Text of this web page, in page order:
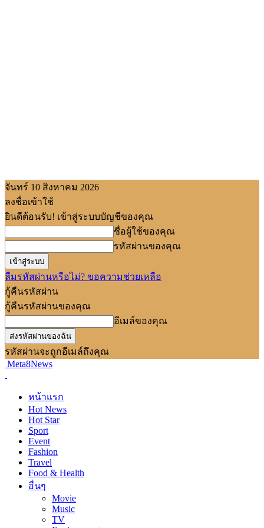
จันทร์ 10 สิงหาคม 2026
ลงชื่อเข้าใช้
ยินดีต้อนรับ! เข้าสู่ระบบบัญชีของคุณ
ชื่อผู้ใช้ของคุณ
รหัสผ่านของคุณ
ลืมรหัสผ่านหรือไม่? ขอความช่วยเหลือ
กู้คืนรหัสผ่าน
กู้คืนรหัสผ่านของคุณ
อีเมล์ของคุณ
รหัสผ่านจะถูกอีเมล์ถึงคุณ
Meta8News
หน้าแรก
Hot News
Hot Star
Sport
Event
Fashion
Travel
Food & Health
อื่นๆ
Movie
Music
TV